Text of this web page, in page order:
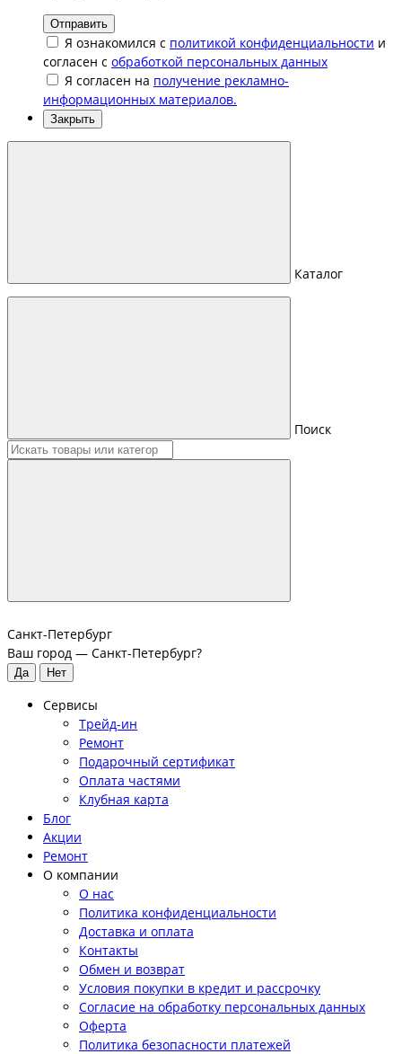
Отправить
Я ознакомился с политикой конфиденциальности и
согласен с обработкой персональных данных
Я согласен на получение рекламно-
информационных материалов.
Закрыть
Каталог
Поиск
Санкт-Петербург
Ваш город — Санкт-Петербург?
Сервисы
Трейд-ин
Ремонт
Подарочный сертификат
Оплата частями
Клубная карта
Блог
Акции
Ремонт
О компании
О нас
Политика конфиденциальности
Доставка и оплата
Контакты
Обмен и возврат
Условия покупки в кредит и рассрочку
Согласие на обработку персональных данных
Оферта
Политика безопасности платежей